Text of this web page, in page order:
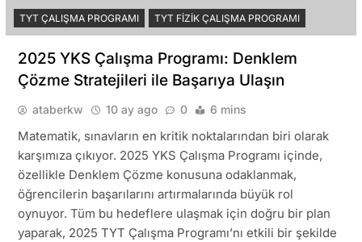
TYT ÇALIŞMA PROGRAMI TYT FIZIK ÇALIŞMA PROGRAMI
2025 YKS Çalışma Programı: Denklem
Çözme Stratejileri ile Başarıya Ulaşın
ataberkw 10 ay ago 0 6 mins
Matematik, sınavların en kritik noktalarından biri olarak
karşımıza çıkıyor. 2025 YKS Çalışma Programı içinde,
özellikle Denklem Çözme konusuna odaklanmak,
öğrencilerin başarılarını artırmalarında büyük rol
oynuyor. Tüm bu hedeflere ulaşmak için doğru bir plan
yaparak, 2025 TYT Çalışma Programı’nı etkili bir şekilde